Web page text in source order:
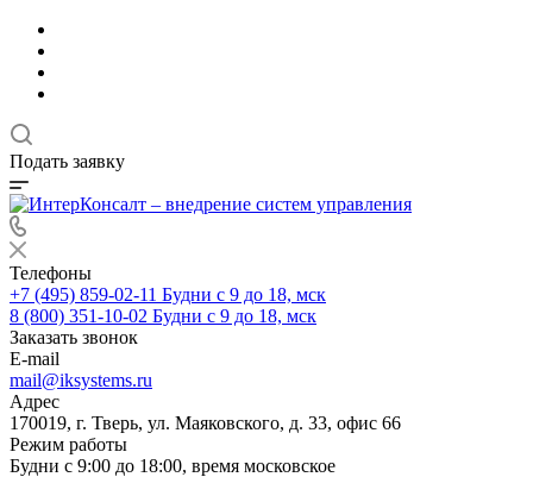
Подать заявку
Телефоны
+7 (495) 859-02-11 Будни с 9 до 18, мск
8 (800) 351-10-02 Будни с 9 до 18, мск
Заказать звонок
E-mail
mail@iksystems.ru
Адрес
170019, г. Тверь, ул. Маяковского, д. 33, офис 66
Режим работы
Будни с 9:00 до 18:00, время московское